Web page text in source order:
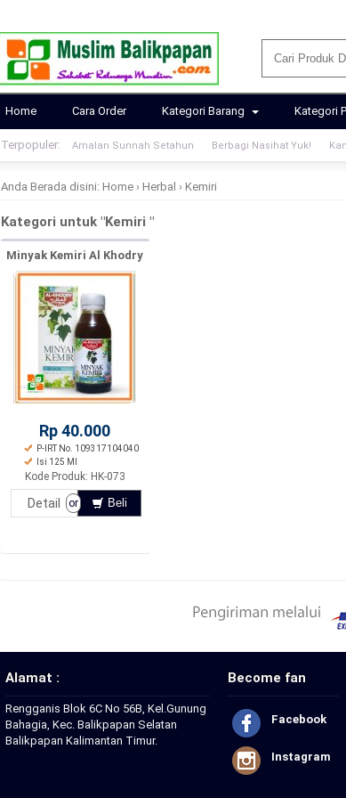
Home Cara Order Kategori Barang Kategori
Terpopuler: Amalan Sunnah Setahun Berbagi Nasihat Yuk!
Anda Berada disini: Home › Herbal › Kemiri
Kategori untuk "Kemiri "
Minyak Kemiri Al Khodry
Rp 40.000
P-IRT No. 109317104040
Isi 125 Ml
Kode Produk: HK-073
Detail or Beli
Alamat :
Rengganis Blok 6C No 56B, Kel.Gunung
Bahagia, Kec. Balikpapan Selatan
Balikpapan Kalimantan Timur.
Become fan
Facebook
Instagram